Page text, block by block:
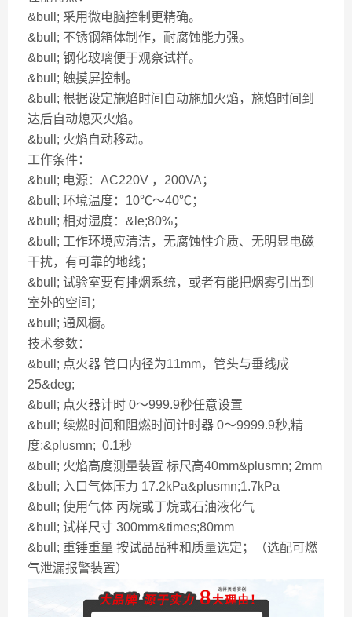
&bull; 采用微电脑控制更精确。
&bull; 不锈钢箱体制作，耐腐蚀能力强。
&bull; 钢化玻璃便于观察试样。
&bull; 触摸屏控制。
&bull; 根据设定施焰时间自动施加火焰，施焰时间到
达后自动熄灭火焰。
&bull; 火焰自动移动。
工作条件：
&bull; 电源：AC220V ，200VA；
&bull; 环境温度：10℃～40℃；
&bull; 相对湿度：&le;80%；
&bull; 工作环境应清洁，无腐蚀性介质、无明显电磁
干扰，有可靠的地线；
&bull; 试验室要有排烟系统，或者有能把烟雾引出到
室外的空间；
&bull; 通风橱。
技术参数：
&bull; 点火器 管口内径为11mm，管头与垂线成
25&deg;
&bull; 点火器计时 0～999.9秒任意设置
&bull; 续燃时间和阻燃时间计时器 0～9999.9秒,精
度:&plusmn; 0.1秒
&bull; 火焰高度测量装置 标尺高40mm&plusmn; 2mm
&bull; 入口气体压力 17.2kPa&plusmn;1.7kPa
&bull; 使用气体 丙烷或丁烷或石油液化气
&bull; 试样尺寸 300mm&times;80mm
&bull; 重锤重量 按试品品种和质量选定；（选配可燃
气泄漏报警装置）